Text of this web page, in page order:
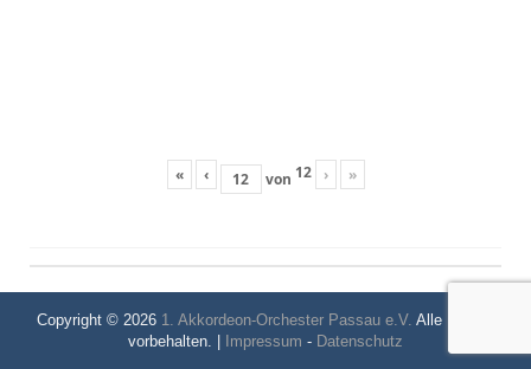
« ‹ von 12 › »
Copyright © 2026 1. Akkordeon-Orchester Passau e.V. Alle Rechte
vorbehalten. |
Impressum - Datenschutz